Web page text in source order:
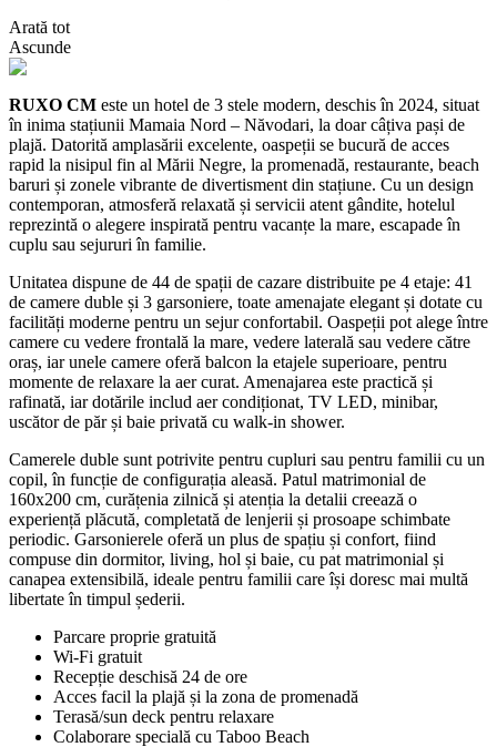
Arată tot
Ascunde
RUXO CM este un hotel de 3 stele modern, deschis în 2024, situat
în inima stațiunii Mamaia Nord – Năvodari, la doar câțiva pași de
plajă. Datorită amplasării excelente, oaspeții se bucură de acces
rapid la nisipul fin al Mării Negre, la promenadă, restaurante, beach
baruri și zonele vibrante de divertisment din stațiune. Cu un design
contemporan, atmosferă relaxată și servicii atent gândite, hotelul
reprezintă o alegere inspirată pentru vacanțe la mare, escapade în
cuplu sau sejururi în familie.
Unitatea dispune de 44 de spații de cazare distribuite pe 4 etaje: 41
de camere duble și 3 garsoniere, toate amenajate elegant și dotate cu
facilități moderne pentru un sejur confortabil. Oaspeții pot alege între
camere cu vedere frontală la mare, vedere laterală sau vedere către
oraș, iar unele camere oferă balcon la etajele superioare, pentru
momente de relaxare la aer curat. Amenajarea este practică și
rafinată, iar dotările includ aer condiționat, TV LED, minibar,
uscător de păr și baie privată cu walk-in shower.
Camerele duble sunt potrivite pentru cupluri sau pentru familii cu un
copil, în funcție de configurația aleasă. Patul matrimonial de
160x200 cm, curățenia zilnică și atenția la detalii creează o
experiență plăcută, completată de lenjerii și prosoape schimbate
periodic. Garsonierele oferă un plus de spațiu și confort, fiind
compuse din dormitor, living, hol și baie, cu pat matrimonial și
canapea extensibilă, ideale pentru familii care își doresc mai multă
libertate în timpul șederii.
Parcare proprie gratuită
Wi‑Fi gratuit
Recepție deschisă 24 de ore
Acces facil la plajă și la zona de promenadă
Terasă/sun deck pentru relaxare
Colaborare specială cu Taboo Beach